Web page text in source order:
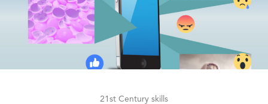
21st Century skills